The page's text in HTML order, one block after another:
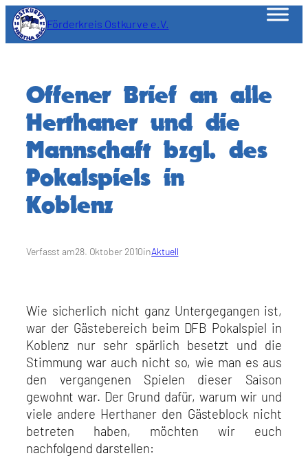
Zum
Inhalt
springen
Förderkreis Ostkurve e.V.
Offener Brief an alle
Herthaner und die
Mannschaft bzgl. des
Pokalspiels in
Koblenz
Verfasst am28. Oktober 2010inAktuell
Wie sicherlich nicht ganz Untergegangen ist,
war der Gästebereich beim DFB Pokalspiel in
Koblenz nur sehr spärlich besetzt und die
Stimmung war auch nicht so, wie man es aus
den vergangenen Spielen dieser Saison
gewohnt war. Der Grund dafür, warum wir und
viele andere Herthaner den Gästeblock nicht
betreten haben, möchten wir euch
nachfolgend darstellen: